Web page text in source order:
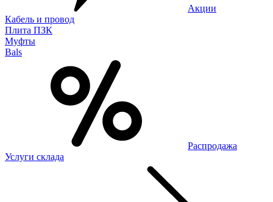
Акции
Кабель и провод
Плита ПЗК
Муфты
Bals
Распродажа
Услуги склада